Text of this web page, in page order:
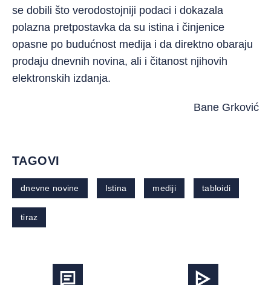
se dobili što verodostojniji podaci i dokazala
polazna pretpostavka da su istina i činjenice
opasne po budućnost medija i da direktno obaraju
prodaju dnevnih novina, ali i čitanost njihovih
elektronskih izdanja.
Bane Grković
TAGOVI
dnevne novine Istina mediji tabloidi
tiraz